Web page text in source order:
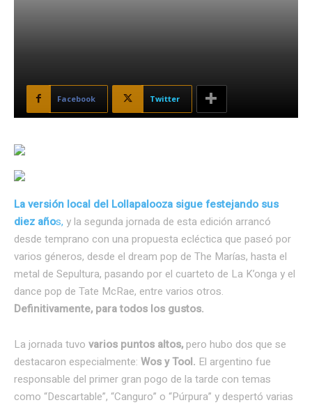
Facebook Twitter
La versión local del Lollapalooza sigue festejando sus
diez años, y la segunda jornada de esta edición arrancó
desde temprano con una propuesta ecléctica que paseó por
varios géneros, desde el dream pop de The Marías, hasta el
metal de Sepultura, pasando por el cuarteto de La K’onga y el
dance pop de Tate McRae, entre varios otros.
Definitivamente, para todos los gustos.
La jornada tuvo varios puntos altos, pero hubo dos que se
destacaron especialmente: Wos y Tool. El argentino fue
responsable del primer gran pogo de la tarde con temas
como “Descartable”, “Canguro” o “Púrpura” y despertó varias